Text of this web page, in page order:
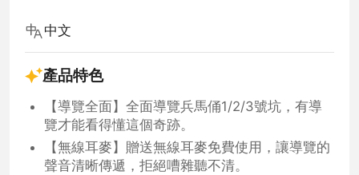
中文
產品特色
【導覽全面】全面導覽兵馬俑1/2/3號坑，有導
覽才能看得懂這個奇跡。
【無線耳麥】贈送無線耳麥免費使用，讓導覽的
聲音清晰傳遞，拒絕嘈雜聽不清。